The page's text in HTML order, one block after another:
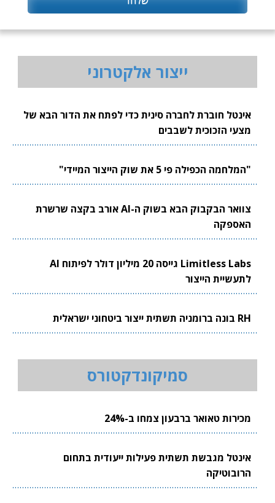
ייצור אלקטרוני
אינטל חוברת לחברה סינית כדי לפתח את הדור הבא של
מצעי הזכוכית לשבבים
"המלחמה הכפילה פי 5 את שוק הייצור המיידי"
צוואר הבקבוק הבא בשוק ה-AI אורב בקצה שרשרת
האספקה
Limitless Labs גייסה 20 מיליון דולר לפיתוח AI
לתעשיית הייצור
RH בונה ברומניה תשתית ייצור ביטחוני ישראלית
סמיקונדקטורס
מכירות טאואר ברבעון צמחו ב-24%
אינטל מגבשת תשתית פעילות ייעודית בתחום
הרובוטיקה